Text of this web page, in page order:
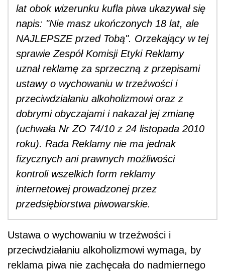
lat obok wizerunku kufla piwa ukazywał się
napis: "Nie masz ukończonych 18 lat, ale
NAJLEPSZE przed Tobą". Orzekający w tej
sprawie Zespół Komisji Etyki Reklamy
uznał reklamę za sprzeczną z przepisami
ustawy o wychowaniu w trzeźwości i
przeciwdziałaniu alkoholizmowi oraz z
dobrymi obyczajami i nakazał jej zmianę
(uchwała Nr ZO 74/10 z 24 listopada 2010
roku). Rada Reklamy nie ma jednak
fizycznych ani prawnych możliwości
kontroli wszelkich form reklamy
internetowej prowadzonej przez
przedsiębiorstwa piwowarskie.
Ustawa o wychowaniu w trzeźwości i
przeciwdziałaniu alkoholizmowi wymaga, by
reklama piwa nie zachęcała do nadmiernego